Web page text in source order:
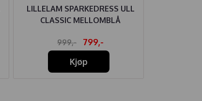
LILLELAM SPARKEDRESS ULL
CLASSIC MELLOMBLÅ
999,-
799,-
Kjøp